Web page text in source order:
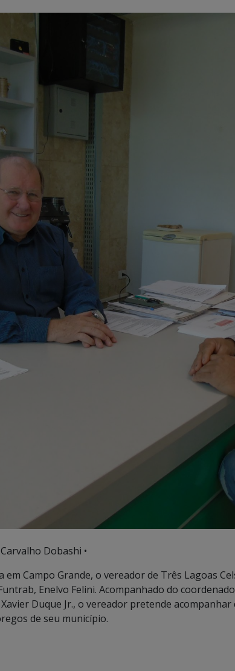
Dobashi •
Campo Grande, o vereador de Três Lagoas
Enelvo Felini. Acompanhado do
Duque Jr., o vereador pretende acompanhar
de seu município.